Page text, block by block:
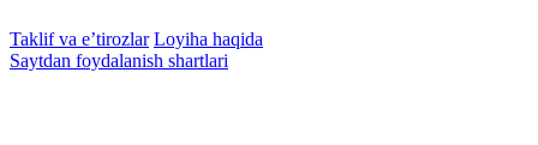
Taklif va e’tirozlar Loyiha haqida
Saytdan foydalanish shartlari